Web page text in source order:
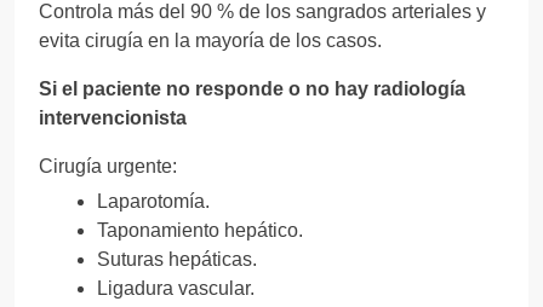
Controla más del 90 % de los sangrados arteriales y
evita cirugía en la mayoría de los casos.
Si el paciente no responde o no hay radiología
intervencionista
Cirugía urgente:
Laparotomía.
Taponamiento hepático.
Suturas hepáticas.
Ligadura vascular.